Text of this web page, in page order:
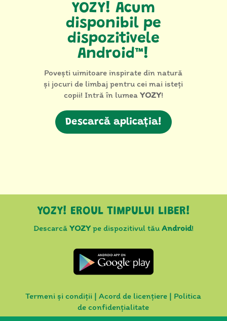
YOZY! Acum
disponibil pe
dispozitivele
Android™!
Povești uimitoare inspirate din natură
și jocuri de limbaj pentru cei mai isteți
copii! Intră în lumea YOZY!
Descarcă aplicația!
YOZY! EROUL TIMPULUI LIBER!
Descarcă YOZYpe dispozitivul tău Android!
Termeni și condiții |Acord de licențiere | Politica
de confidențialitate